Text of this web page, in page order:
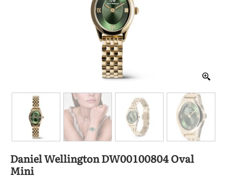
Daniel Wellington DW00100804 Oval
Mini